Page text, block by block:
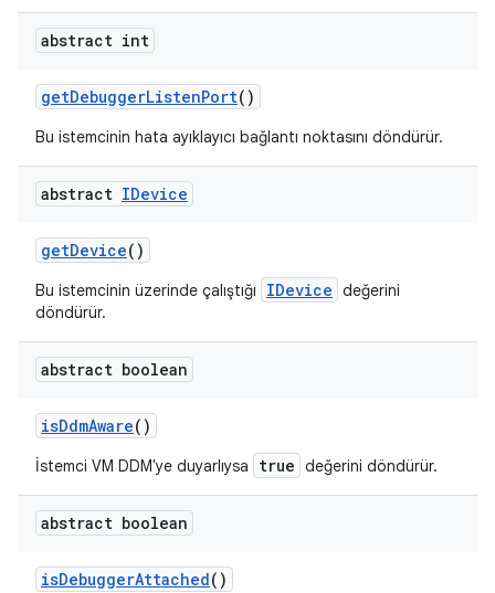
abstract int
getDebuggerListenPort()
Bu istemcinin hata ayıklayıcı bağlantı noktasını döndürür.
abstract IDevice
getDevice()
Bu istemcinin üzerinde çalıştığı IDevice değerini
döndürür.
abstract boolean
isDdmAware()
İstemci VM DDM'ye duyarlıysa true değerini döndürür.
abstract boolean
isDebuggerAttached()